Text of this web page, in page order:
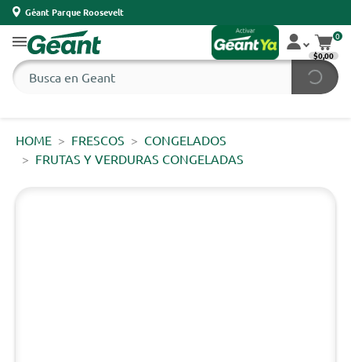
Géant Parque Roosevelt
0
$0,00
HOME FRESCOS
CONGELADOS
FRUTAS Y VERDURAS CONGELADAS